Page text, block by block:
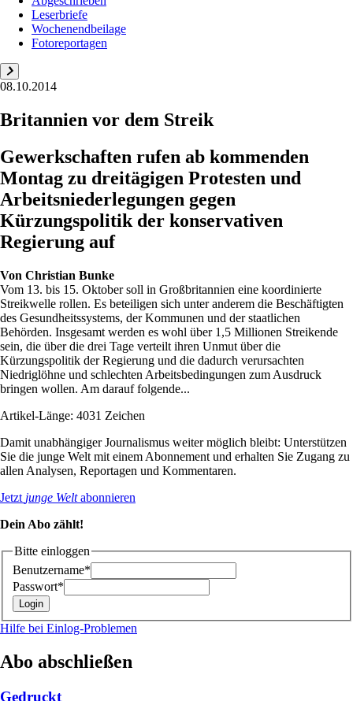
Leserbriefe
Wochenendbeilage
Fotoreportagen
08.10.2014
Britannien vor dem Streik
Gewerkschaften rufen ab kommenden
Montag zu dreitägigen Protesten und
Arbeitsniederlegungen gegen
Kürzungspolitik der konservativen
Regierung auf
Von Christian Bunke
Vom 13. bis 15. Oktober soll in Großbritannien eine koordinierte
Streikwelle rollen. Es beteiligen sich unter anderem die Beschäftigten
des Gesundheitssystems, der Kommunen und der staatlichen
Behörden. Insgesamt werden es wohl über 1,5 Millionen Streikende
sein, die über die drei Tage verteilt ihren Unmut über die
Kürzungspolitik der Regierung und die dadurch verursachten
Niedriglöhne und schlechten Arbeitsbedingungen zum Ausdruck
bringen wollen. Am darauf folgende...
Artikel-Länge: 4031 Zeichen
Damit unabhängiger Journalismus weiter möglich bleibt: Unterstützen
Sie die junge Welt mit einem Abonnement und erhalten Sie Zugang zu
allen Analysen, Reportagen und Kommentaren.
Jetzt junge Weltabonnieren
Dein Abo zählt!
Bitte einloggen
Benutzername*
Passwort*
Hilfe bei Einlog-Problemen
Abo abschließen
Gedruckt